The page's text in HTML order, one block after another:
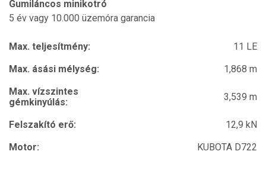
Gumiláncos minikotró
5 év vagy 10.000 üzemóra garancia
Max. teljesítmény:
11 LE
Max. ásási mélység:
1,868 m
Max. vízszintes
gémkinyúlás:
3,539 m
Felszakító erő:
12,9 kN
Motor:
KUBOTA D722